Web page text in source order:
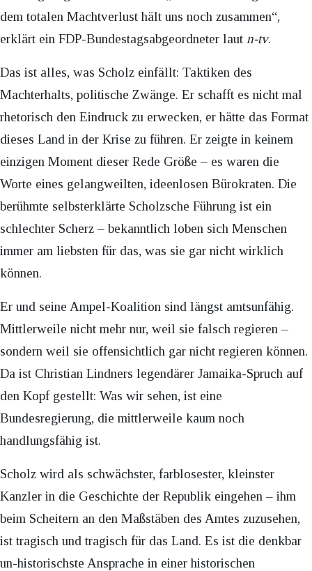
dem totalen Machtverlust hält uns noch zusammen“,
erklärt ein FDP-Bundestagsabgeordneter laut n-tv.
Das ist alles, was Scholz einfällt: Taktiken des
Machterhalts, politische Zwänge. Er schafft es nicht mal
rhetorisch den Eindruck zu erwecken, er hätte das Format
dieses Land in der Krise zu führen. Er zeigte in keinem
einzigen Moment dieser Rede Größe – es waren die
Worte eines gelangweilten, ideenlosen Bürokraten. Die
berühmte selbsterklärte Scholzsche Führung ist ein
schlechter Scherz – bekanntlich loben sich Menschen
immer am liebsten für das, was sie gar nicht wirklich
können.
Er und seine Ampel-Koalition sind längst amtsunfähig.
Mittlerweile nicht mehr nur, weil sie falsch regieren –
sondern weil sie offensichtlich gar nicht regieren können.
Da ist Christian Lindners legendärer Jamaika-Spruch auf
den Kopf gestellt: Was wir sehen, ist eine
Bundesregierung, die mittlerweile kaum noch
handlungsfähig ist.
Scholz wird als schwächster, farblosester, kleinster
Kanzler in die Geschichte der Republik eingehen – ihm
beim Scheitern an den Maßstäben des Amtes zuzusehen,
ist tragisch und tragisch für das Land. Es ist die denkbar
un-historischste Ansprache in einer historischen